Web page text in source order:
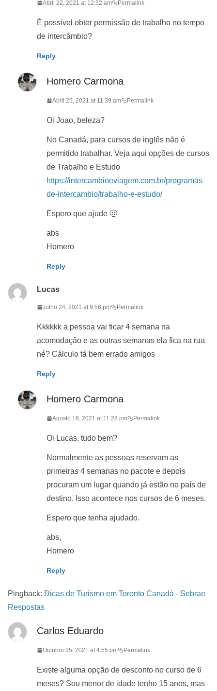
Abril 22, 2021 at 12:52 am Permalink
É possível obter permissão de trabalho no tempo
de intercâmbio?
Reply
Homero Carmona
Abril 25, 2021 at 11:39 am Permalink
Oi Joao, beleza?
No Canadá, para cursos de inglês não é
permitido trabalhar. Veja aqui opções de cursos
de Trabalho e Estudo
https://intercambioeviagem.com.br/programas-
de-intercambio/trabalho-e-estudo/
Espero que ajude 🙂
abs
Homero
Reply
Lucas
Julho 24, 2021 at 9:56 pm Permalink
Kkkkkk a pessoa vai ficar 4 semana na
acomodação e as outras semanas ela fica na rua
né? Cálculo tá bem errado amigos
Reply
Homero Carmona
Agosto 16, 2021 at 11:28 pm Permalink
Oi Lucas, tudo bem?
Normalmente as pessoas reservam as
primeiras 4 semanas no pacote e depois
procuram um lugar quando já estão no país de
destino. Isso acontece nos cursos de 6 meses.
Espero que tenha ajudado.
abs,
Homero
Reply
Pingback: Dicas de Turismo em Toronto Canadá - Sebrae
Respostas
Carlos Eduardo
Outubro 25, 2021 at 4:55 pm Permalink
Existe alguma opção de desconto no curso de 6
meses? Sou menor de idade tenho 15 anos, mas